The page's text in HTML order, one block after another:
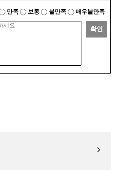
만족 보통 불만족 매우불만족
확인